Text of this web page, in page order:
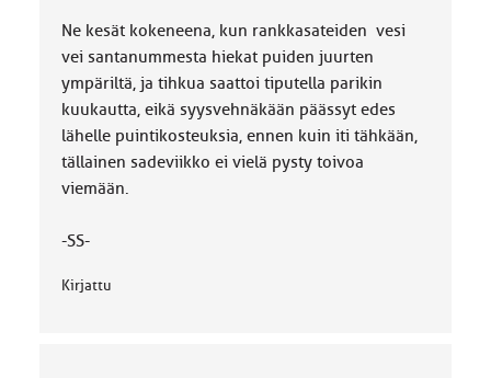
Ne kesät kokeneena, kun rankkasateiden vesi
vei santanummesta hiekat puiden juurten
ympäriltä, ja tihkua saattoi tiputella parikin
kuukautta, eikä syysvehnäkään päässyt edes
lähelle puintikosteuksia, ennen kuin iti tähkään,
tällainen sadeviikko ei vielä pysty toivoa
viemään.
-SS-
Kirjattu